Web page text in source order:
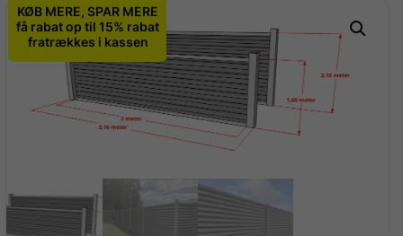
KØB MERE, SPAR MERE
få rabat op til 15% rabat
fratrækkes i kassen